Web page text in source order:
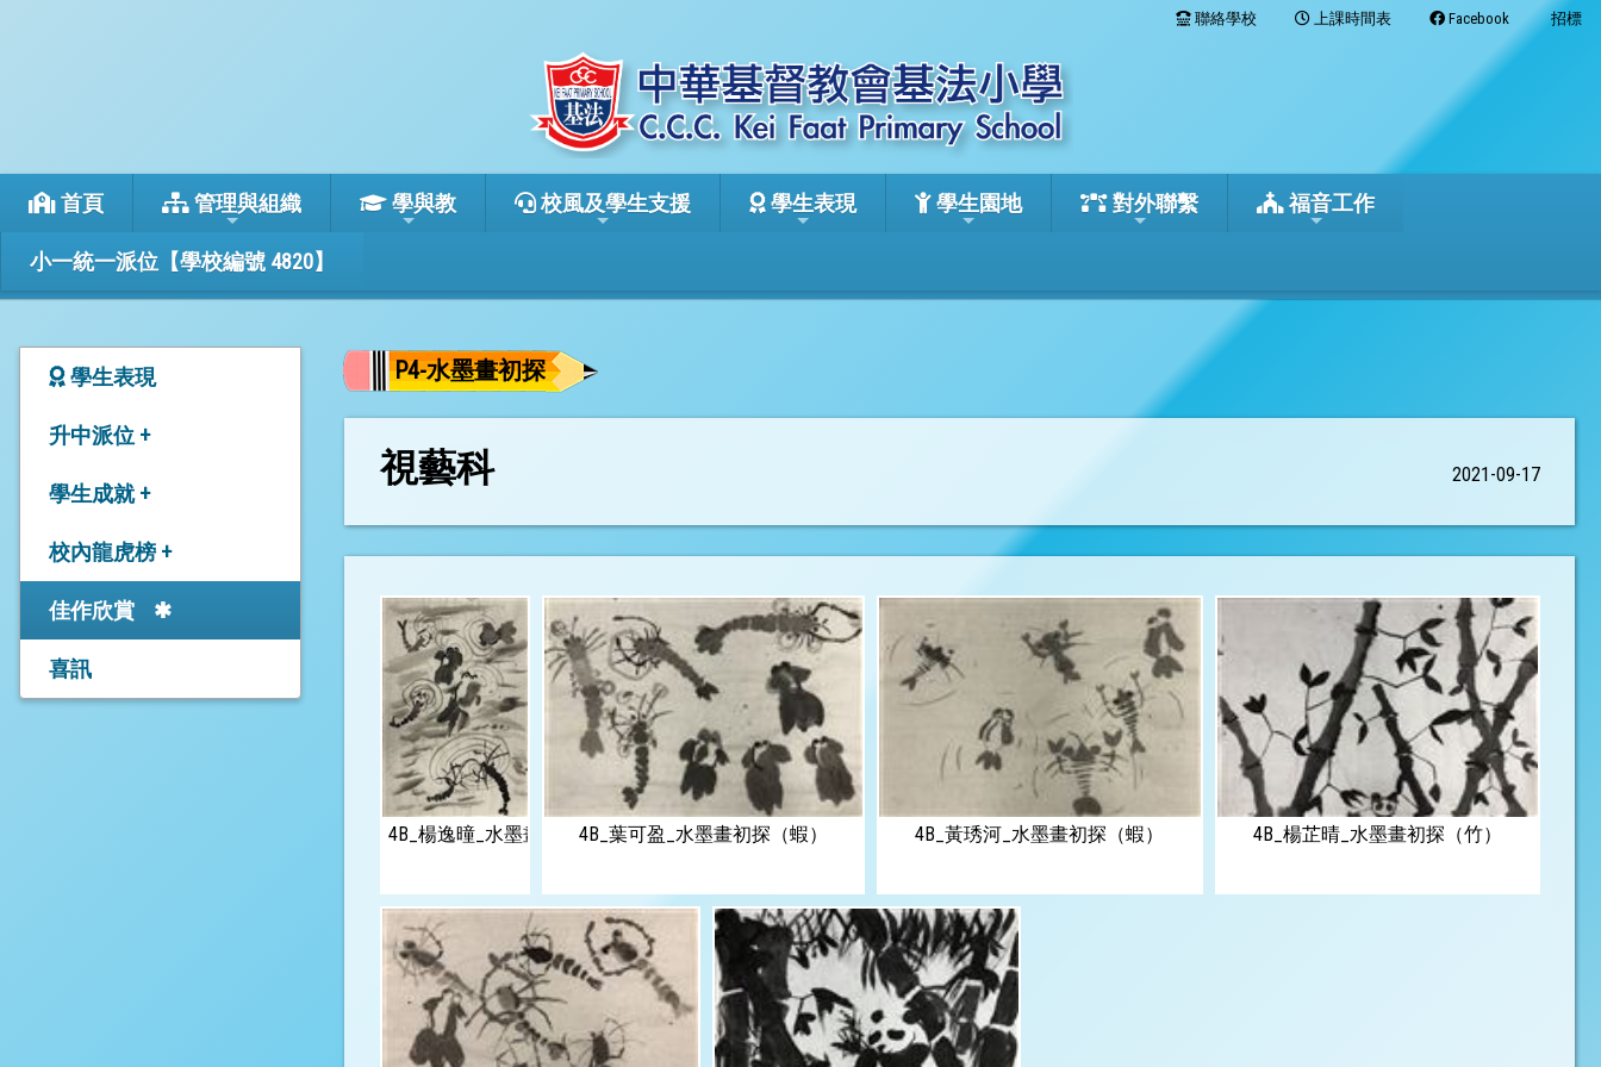
聯絡學校 上課時間表 Facebook 招標
首頁 管理與組織 學與教 校風及學生支援 學生表現 學生園地 對外聯繫 福音工作
小一統一派位【學校編號 4820】
學生表現
升中派位 +
24-26年度本校升中派位
中學學位分配辦法
25-26年度「中學開放日
／簡介會」
學生成就 +
學生成就
校內龍虎榜 +
25-26年度上學期學業成
績－Academic
Excellence Award
佳作欣賞
喜訊
P4-水墨畫初探
視藝科 2021-09-17
4B_楊逸曈_水墨畫初探（蝦）4B_葉可盈_水墨畫初探（蝦） 4B_黃琇河_水墨畫初探（蝦） 4B_楊芷晴_水墨畫初探（竹）